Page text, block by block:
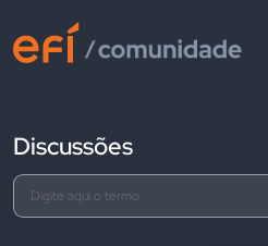
Discussões